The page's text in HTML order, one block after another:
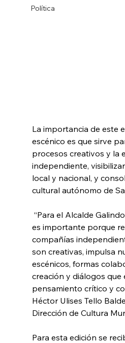
Política
La importancia de este
escénico es que sirve
procesos creativos y la
independiente,
local y nacional, y
cultural autónomo de
es importante porque
compañías
son creativas, impulsa
escénicos, formas
creación y diálogos que
pensamiento crítico y
Héctor Ulises Tello
Dirección de Cultura
Para esta edición se